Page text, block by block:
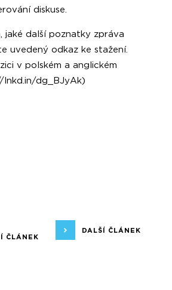
diskuse.
jaké další poznatky zpráva
uvedený odkaz ke stažení.
v polském a anglickém
lnkd.in/dg_BJyAk)
ČLÁNEK
DALŠÍ ČLÁNEK